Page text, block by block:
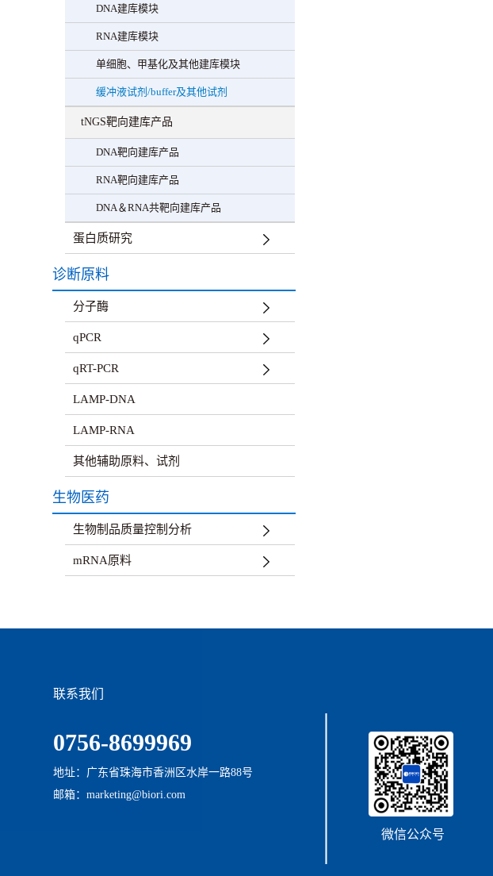
DNA建库模块
RNA建库模块
单细胞、甲基化及其他建库模块
缓冲液试剂/buffer及其他试剂
tNGS靶向建库产品
DNA靶向建库产品
RNA靶向建库产品
DNA＆RNA共靶向建库产品
蛋白质研究
诊断原料
分子酶
qPCR
qRT-PCR
LAMP-DNA
LAMP-RNA
其他辅助原料、试剂
生物医药
生物制品质量控制分析
mRNA原料
联系我们
0756-8699969
地址：广东省珠海市香洲区水岸一路88号
邮箱：marketing@biori.com
微信公众号